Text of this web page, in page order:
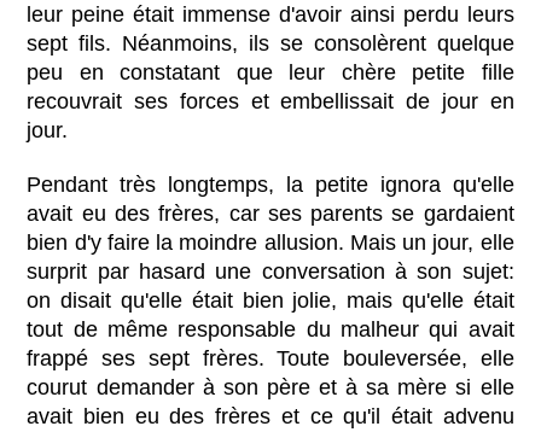
leur peine était immense d'avoir ainsi perdu leurs
sept fils. Néanmoins, ils se consolèrent quelque
peu en constatant que leur chère petite fille
recouvrait ses forces et embellissait de jour en
jour.
Pendant très longtemps, la petite ignora qu'elle
avait eu des frères, car ses parents se gardaient
bien d'y faire la moindre allusion. Mais un jour, elle
surprit par hasard une conversation à son sujet:
on disait qu'elle était bien jolie, mais qu'elle était
tout de même responsable du malheur qui avait
frappé ses sept frères. Toute bouleversée, elle
courut demander à son père et à sa mère si elle
avait bien eu des frères et ce qu'il était advenu